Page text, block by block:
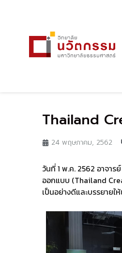
Thailand
24 พฤษภาคม, 2562
วันที่ 1 พ.ค. 2562 อาจา
ออกแบบ (Thailand
เป็นอย่างดีและบรรยาย